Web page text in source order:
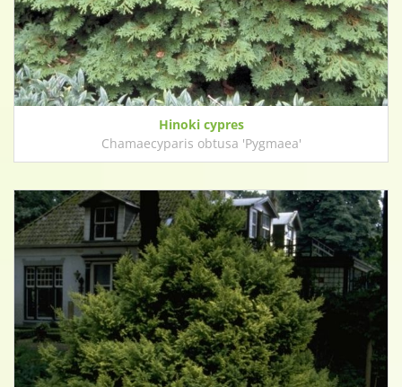
Hinoki cypres
Chamaecyparis obtusa 'Pygmaea'